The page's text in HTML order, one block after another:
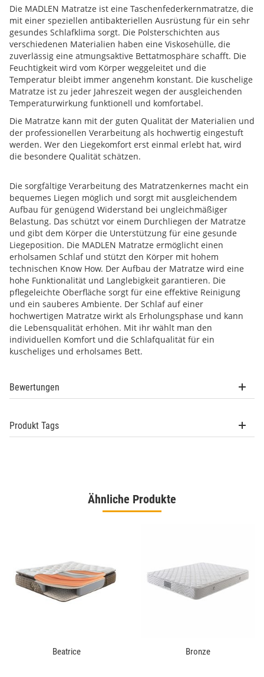
Die MADLEN Matratze ist eine Taschenfederkernmatratze, die
mit einer speziellen antibakteriellen Ausrüstung für ein sehr
gesundes Schlafklima sorgt. Die Polsterschichten aus
verschiedenen Materialien haben eine Viskosehülle, die
zuverlässig eine atmungsaktive Bettatmosphäre schafft. Die
Feuchtigkeit wird vom Körper weggeleitet und die
Temperatur bleibt immer angenehm konstant. Die kuschelige
Matratze ist zu jeder Jahreszeit wegen der ausgleichenden
Temperaturwirkung funktionell und komfortabel.
Die Matratze kann mit der guten Qualität der Materialien und
der professionellen Verarbeitung als hochwertig eingestuft
werden. Wer den Liegekomfort erst einmal erlebt hat, wird
die besondere Qualität schätzen.
Die sorgfältige Verarbeitung des Matratzenkernes macht ein
bequemes Liegen möglich und sorgt mit ausgleichendem
Aufbau für genügend Widerstand bei ungleichmäßiger
Belastung. Das schützt vor einem Durchliegen der Matratze
und gibt dem Körper die Unterstützung für eine gesunde
Liegeposition. Die MADLEN Matratze ermöglicht einen
erholsamen Schlaf und stützt den Körper mit hohem
technischen Know How. Der Aufbau der Matratze wird eine
hohe Funktionalität und Langlebigkeit garantieren. Die
pflegeleichte Oberfläche sorgt für eine effektive Reinigung
und ein sauberes Ambiente. Der Schlaf auf einer
hochwertigen Matratze wirkt als Erholungsphase und kann
die Lebensqualität erhöhen. Mit ihr wählt man den
individuellen Komfort und die Schlafqualität für ein
kuscheliges und erholsames Bett.
Bewertungen
Produkt Tags
Ähnliche Produkte
Beatrice Bronze